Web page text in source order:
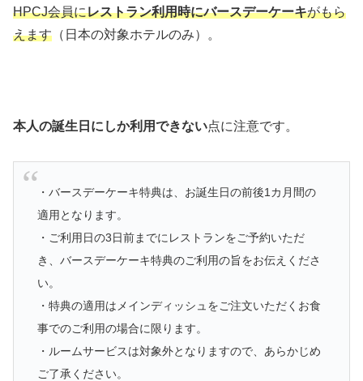
HPCJ会員にレストラン利用時にバースデーケーキがもら
えます （日本の対象ホテルのみ）。
本人の誕生日にしか利用できない点に注意です。
・バースデーケーキ特典は、お誕生日の前後1カ月間の
適用となります。
・ご利用日の3日前までにレストランをご予約いただ
き、バースデーケーキ特典のご利用の旨をお伝えくださ
い。
・特典の適用はメインディッシュをご注文いただくお食
事でのご利用の場合に限ります。
・ルームサービスは対象外となりますので、あらかじめ
ご了承ください。